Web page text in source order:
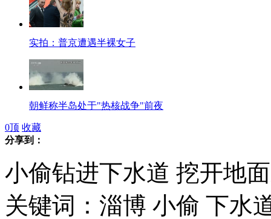
实拍：普京遭遇半裸女子
朝鲜称半岛处于"热核战争"前夜
美司令建议只拦截有威胁的朝导弹
0顶 收藏
分享到：
小偷钻进下水道 挖开地
关键词：淄博 小偷 下水